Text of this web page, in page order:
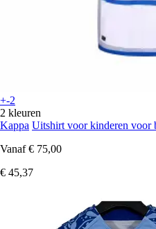
+-2
2 kleuren
Kappa Uitshirt voor kinderen voor
Vanaf € 75,00
€ 45,37